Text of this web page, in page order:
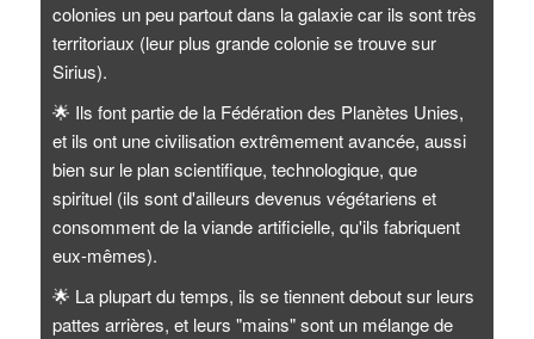
colonies un peu partout dans la galaxie car ils sont très
territoriaux (leur plus grande colonie se trouve sur
Sirius).
🌟 Ils font partie de la Fédération des Planètes Unies,
et ils ont une civilisation extrêmement avancée, aussi
bien sur le plan scientifique, technologique, que
spirituel (ils sont d'ailleurs devenus végétariens et
consomment de la viande artificielle, qu'ils fabriquent
eux-mêmes).
🌟 La plupart du temps, ils se tiennent debout sur leurs
pattes arrières, et leurs "mains" sont un mélange de